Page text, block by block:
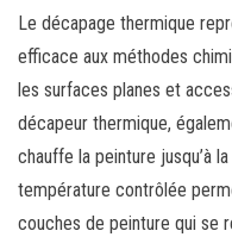
Le décapage thermique
efficace aux méthodes
les surfaces planes et
décapeur thermique,
chauffe la peinture jusqu’à
température contrôlée
couches de peinture qui se